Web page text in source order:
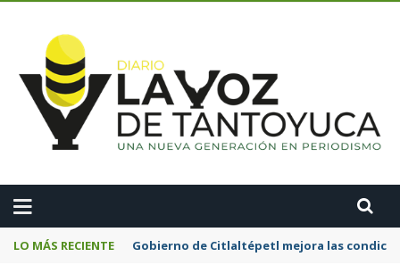
LO MÁS RECIENTE Gobierno de Citlaltépetl mejora las